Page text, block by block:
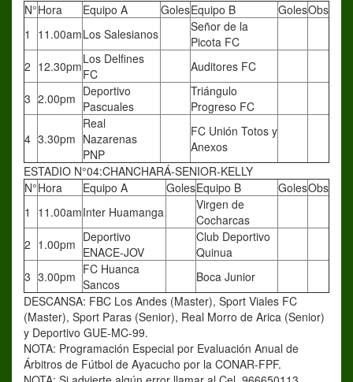
N°Hora Equipo A GolesEquipo B GolesObs
1
11.00amLos Salesianos
Señor de la
Picota FC
2 12.30pmLos Delfines
FC
Auditores FC
3 2.00pm Deportivo
Pascuales
Triángulo
Progreso FC
4 3.30pm
Real
Nazarenas
PNP
FC Unión Totos y
Anexos
ESTADIO N°04:CHANCHARÁ-SENIOR-KELLY
N°Hora Equipo A GolesEquipo B GolesObs
1
11.00amInter Huamanga
Virgen de
Cocharcas
2 1.00pm Deportivo
ENACE-JOV
Club Deportivo
Quinua
3 3.00pm FC Huanca
Sancos
Boca Junior
DESCANSA: FBC Los Andes (Master), Sport Viales FC
(Master), Sport Paras (Senior), Real Morro de Arica (Senior)
y Deportivo GUE-MC-99.
NOTA: Programación Especial por Evaluación Anual de
Árbitros de Fútbol de Ayacucho por la CONAR-FPF.